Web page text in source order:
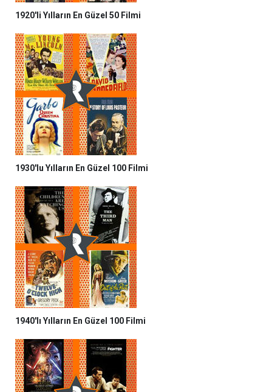
1920'li Yılların En Güzel 50 Filmi
1930'lu Yılların En Güzel 100 Filmi
1940'lı Yılların En Güzel 100 Filmi